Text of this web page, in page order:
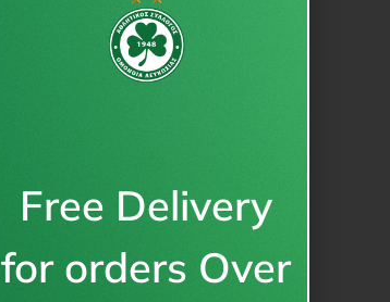
Free Delivery
for orders Over